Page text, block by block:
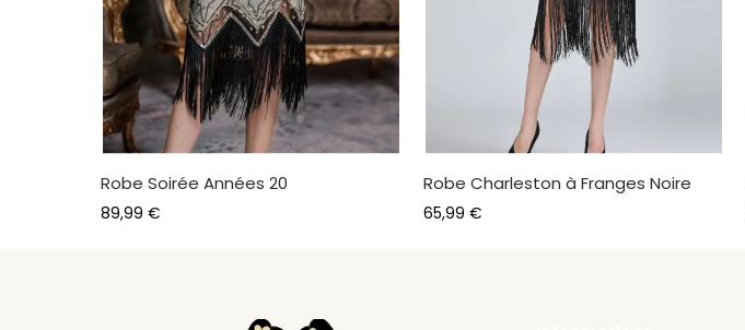
Robe Soirée Années 20
89,99€
Robe Charleston à Franges Noire
65,99 €